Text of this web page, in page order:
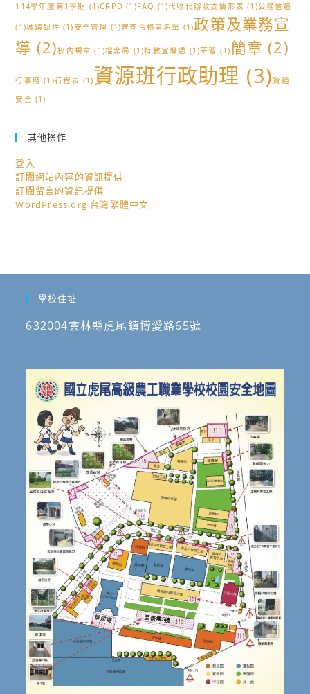
114學年度第1學期 (1)CRPD (1)FAQ (1)代收代辦收支情形表 (1)公務信箱
(1)城鎮韌性 (1)安全管理 (1)審查合格者名單 (1)政策及業務宣
導 (2)校內規章 (1)檔案局 (1)特教宣導週 (1)研習 (1) 簡章 (2)
行事曆 (1)行程表 (1)資源班行政助理 (3)資通
安全 (1)
其他操作
登入
訂閱網站內容的資訊提供
訂閱留言的資訊提供
WordPress.org 台灣繁體中文
學校住址
632004雲林縣虎尾鎮博愛路65號